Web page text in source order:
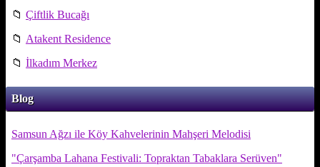
📁 Çiftlik Bucağı
📁 Atakent Residence
📁 İlkadım Merkez
Blog
Samsun Ağzı ile Köy Kahvelerinin Mahşeri Melodisi
"Çarşamba Lahana Festivali: Topraktan Tabaklara Serüven"